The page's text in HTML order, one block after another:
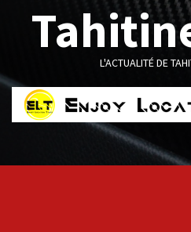
L'ACTUALITÉ DE